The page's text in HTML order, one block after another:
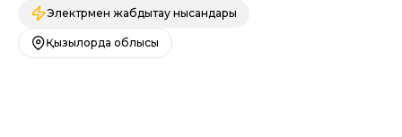
Электрмен жабдықтау нысандары
Қызылорда облысы